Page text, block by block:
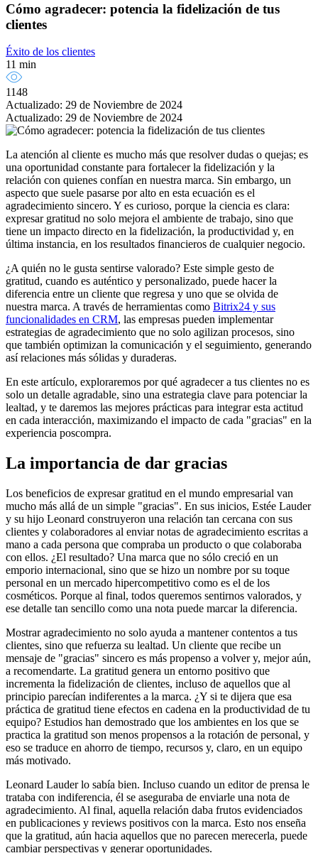
Cómo agradecer: potencia la fidelización de tus
clientes
Éxito de los clientes
11 min
1148
Actualizado: 29 de Noviembre de 2024
Actualizado: 29 de Noviembre de 2024
La atención al cliente es mucho más que resolver dudas o quejas; es
una oportunidad constante para fortalecer la fidelización y la
relación con quienes confían en nuestra marca. Sin embargo, un
aspecto que suele pasarse por alto en esta ecuación es el
agradecimiento sincero. Y es curioso, porque la ciencia es clara:
expresar gratitud no solo mejora el ambiente de trabajo, sino que
tiene un impacto directo en la fidelización, la productividad y, en
última instancia, en los resultados financieros de cualquier negocio.
¿A quién no le gusta sentirse valorado? Este simple gesto de
gratitud, cuando es auténtico y personalizado, puede hacer la
diferencia entre un cliente que regresa y uno que se olvida de
nuestra marca. A través de herramientas como Bitrix24 y sus
funcionalidades en CRM, las empresas pueden implementar
estrategias de agradecimiento que no solo agilizan procesos, sino
que también optimizan la comunicación y el seguimiento, generando
así relaciones más sólidas y duraderas.
En este artículo, exploraremos por qué agradecer a tus clientes no es
solo un detalle agradable, sino una estrategia clave para potenciar la
lealtad, y te daremos las mejores prácticas para integrar esta actitud
en cada interacción, maximizando el impacto de cada "gracias" en la
experiencia poscompra.
La importancia de dar gracias
Los beneficios de expresar gratitud en el mundo empresarial van
mucho más allá de un simple "gracias". En sus inicios, Estée Lauder
y su hijo Leonard construyeron una relación tan cercana con sus
clientes y colaboradores al enviar notas de agradecimiento escritas a
mano a cada persona que compraba un producto o que colaboraba
con ellos. ¿El resultado? Una marca que no sólo creció en un
emporio internacional, sino que se hizo un nombre por su toque
personal en un mercado hipercompetitivo como es el de los
cosméticos. Porque al final, todos queremos sentirnos valorados, y
ese detalle tan sencillo como una nota puede marcar la diferencia.
Mostrar agradecimiento no solo ayuda a mantener contentos a tus
clientes, sino que refuerza su lealtad. Un cliente que recibe un
mensaje de "gracias" sincero es más propenso a volver y, mejor aún,
a recomendarte. La gratitud genera un entorno positivo que
incrementa la fidelización de clientes, incluso de aquellos que al
principio parecían indiferentes a la marca. ¿Y si te dijera que esa
práctica de gratitud tiene efectos en cadena en la productividad de tu
equipo? Estudios han demostrado que los ambientes en los que se
practica la gratitud son menos propensos a la rotación de personal, y
eso se traduce en ahorro de tiempo, recursos y, claro, en un equipo
más motivado.
Leonard Lauder lo sabía bien. Incluso cuando un editor de prensa le
trataba con indiferencia, él se aseguraba de enviarle una nota de
agradecimiento. Al final, aquella relación daba frutos evidenciados
en publicaciones y reviews positivos con la marca. Esto nos enseña
que la gratitud, aún hacia aquellos que no parecen merecerla, puede
cambiar perspectivas y generar oportunidades.